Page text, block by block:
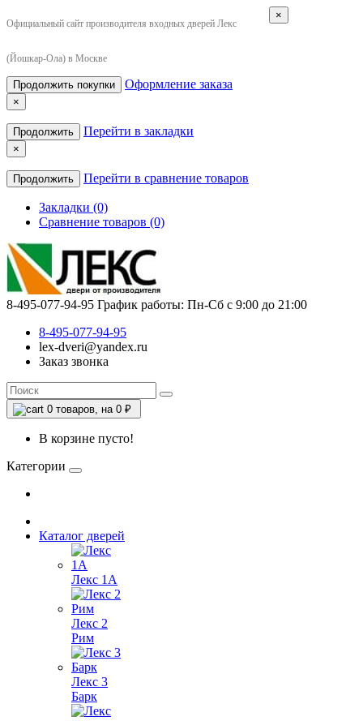
Официальный сайт производителя входных дверей Лекс
(Йошкар-Ола) в Москве
×
Продолжить покупки Оформление заказа
×
Продолжить Перейти в закладки
×
Продолжить Перейти в сравнение товаров
Закладки (0)
Сравнение товаров (0)
8-495-077-94-95 График работы: Пн-Сб с 9:00 до 21:00
8-495-077-94-95
lex-dveri@yandex.ru
Заказ звонка
0 товаров, на 0 ₽
В корзине пусто!
Категории
Каталог дверей
Лекс 1А
Лекс 2
Рим
Лекс 3
Барк